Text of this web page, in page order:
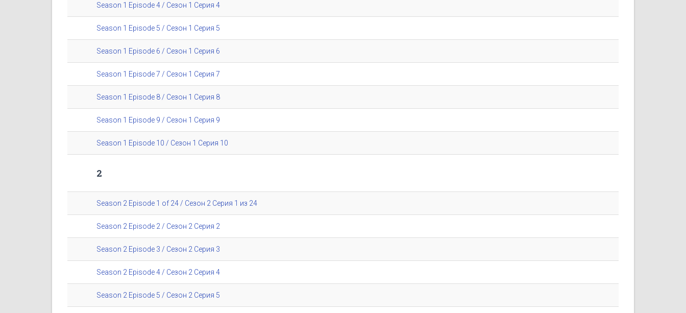
Season 1 Episode 4 / Сезон 1 Серия 4
Season 1 Episode 5 / Сезон 1 Серия 5
Season 1 Episode 6 / Сезон 1 Серия 6
Season 1 Episode 7 / Сезон 1 Серия 7
Season 1 Episode 8 / Сезон 1 Серия 8
Season 1 Episode 9 / Сезон 1 Серия 9
Season 1 Episode 10 / Сезон 1 Серия 10
2
Season 2 Episode 1 of 24 / Сезон 2 Серия 1 из 24
Season 2 Episode 2 / Сезон 2 Серия 2
Season 2 Episode 3 / Сезон 2 Серия 3
Season 2 Episode 4 / Сезон 2 Серия 4
Season 2 Episode 5 / Сезон 2 Серия 5